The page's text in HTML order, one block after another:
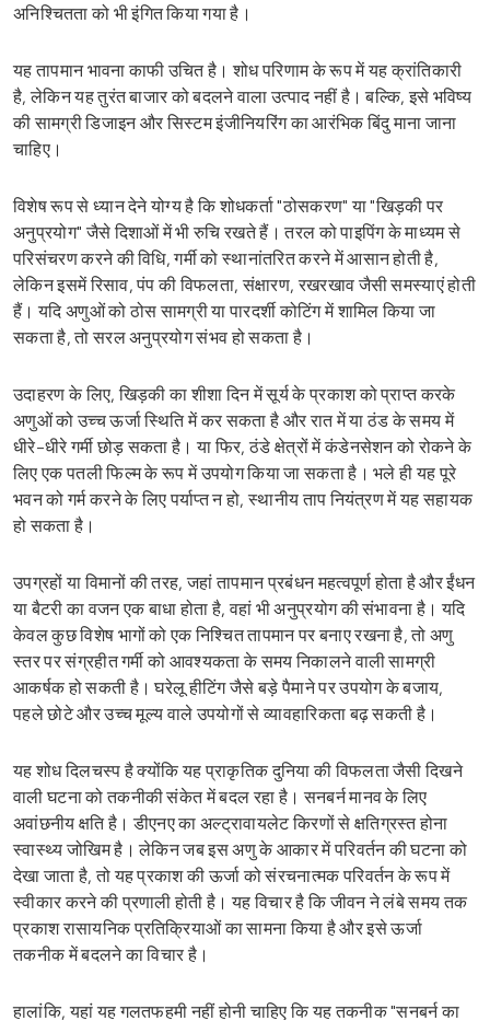
अनिश्चितता को भी इंगित किया गया है।
यह तापमान भावना काफी उचित है। शोध परिणाम के रूप में यह क्रांतिकारी
है, लेकिन यह तुरंत बाजार को बदलने वाला उत्पाद नहीं है। बल्कि, इसे भविष्य
की सामग्री डिजाइन और सिस्टम इंजीनियरिंग का आरंभिक बिंदु माना जाना
चाहिए।
विशेष रूप से ध्यान देने योग्य है कि शोधकर्ता "ठोसकरण" या "खिड़की पर
अनुप्रयोग" जैसे दिशाओं में भी रुचि रखते हैं। तरल को पाइपिंग के माध्यम से
परिसंचरण करने की विधि, गर्मी को स्थानांतरित करने में आसान होती है,
लेकिन इसमें रिसाव, पंप की विफलता, संक्षारण, रखरखाव जैसी समस्याएं होती
हैं। यदि अणुओं को ठोस सामग्री या पारदर्शी कोटिंग में शामिल किया जा
सकता है, तो सरल अनुप्रयोग संभव हो सकता है।
उदाहरण के लिए, खिड़की का शीशा दिन में सूर्य के प्रकाश को प्राप्त करके
अणुओं को उच्च ऊर्जा स्थिति में कर सकता है और रात में या ठंड के समय में
धीरे-धीरे गर्मी छोड़ सकता है। या फिर, ठंडे क्षेत्रों में कंडेनसेशन को रोकने के
लिए एक पतली फिल्म के रूप में उपयोग किया जा सकता है। भले ही यह पूरे
भवन को गर्म करने के लिए पर्याप्त न हो, स्थानीय ताप नियंत्रण में यह सहायक
हो सकता है।
उपग्रहों या विमानों की तरह, जहां तापमान प्रबंधन महत्वपूर्ण होता है और ईंधन
या बैटरी का वजन एक बाधा होता है, वहां भी अनुप्रयोग की संभावना है। यदि
केवल कुछ विशेष भागों को एक निश्चित तापमान पर बनाए रखना है, तो अणु
स्तर पर संग्रहीत गर्मी को आवश्यकता के समय निकालने वाली सामग्री
आकर्षक हो सकती है। घरेलू हीटिंग जैसे बड़े पैमाने पर उपयोग के बजाय,
पहले छोटे और उच्च मूल्य वाले उपयोगों से व्यावहारिकता बढ़ सकती है।
यह शोध दिलचस्प है क्योंकि यह प्राकृतिक दुनिया की विफलता जैसी दिखने
वाली घटना को तकनीकी संकेत में बदल रहा है। सनबर्न मानव के लिए
अवांछनीय क्षति है। डीएनए का अल्ट्रावायलेट किरणों से क्षतिग्रस्त होना
स्वास्थ्य जोखिम है। लेकिन जब इस अणु के आकार में परिवर्तन की घटना को
देखा जाता है, तो यह प्रकाश की ऊर्जा को संरचनात्मक परिवर्तन के रूप में
स्वीकार करने की प्रणाली होती है। यह विचार है कि जीवन ने लंबे समय तक
प्रकाश रासायनिक प्रतिक्रियाओं का सामना किया है और इसे ऊर्जा
तकनीक में बदलने का विचार है।
हालांकि, यहां यह गलतफहमी नहीं होनी चाहिए कि यह तकनीक "सनबर्न का